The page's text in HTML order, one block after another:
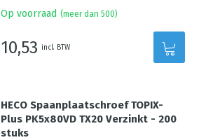
Op voorraad (meer dan 500)
10,53 incl. BTW
HECO Spaanplaatschroef TOPIX-
Plus PK5x80VD TX20 Verzinkt - 200
stuks